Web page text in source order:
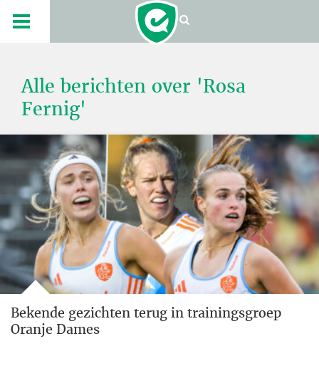
Alle berichten over 'Rosa
Fernig'
Bekende gezichten terug in trainingsgroep
Oranje Dames